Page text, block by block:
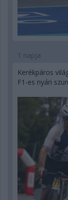
1 napja
Kerékpáros
F1-es nyári